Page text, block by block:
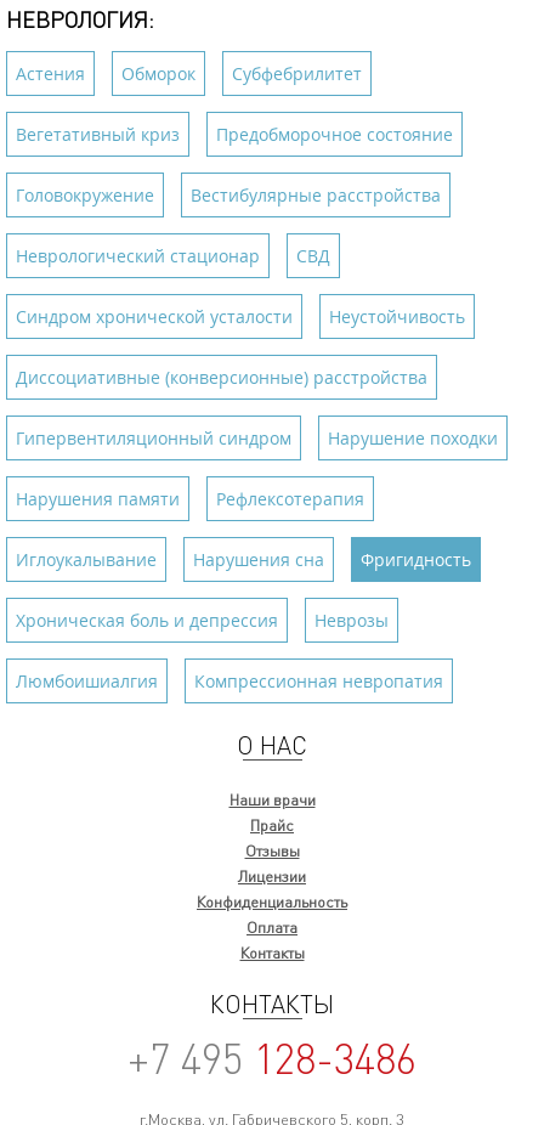
НЕВРОЛОГИЯ:
Астения Обморок Субфебрилитет
Вегетативный криз Предобморочное состояние
Головокружение Вестибулярные расстройства
Неврологический стационар СВД
Синдром хронической усталости Неустойчивость
Диссоциативные (конверсионные) расстройства
Гипервентиляционный синдром Нарушение походки
Нарушения памяти Рефлексотерапия
Иглоукалывание Нарушения сна Фригидность
Хроническая боль и депрессия Неврозы
Люмбоишиалгия Компрессионная невропатия
О НАС
Наши врачи
Прайс
Отзывы
Лицензии
Конфиденциальность
Оплата
Контакты
КОНТАКТЫ
+7 495 128-3486
г.Москва, ул. Габричевского 5, корп. 3